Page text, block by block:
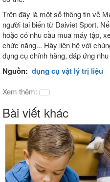
Trên đây là một số thông tin về
người tai biến từ Daiviet Sport.
hoặc có nhu cầu mua máy tập,
chức năng... Hãy liên hệ với
dụng cụ chính hãng, đáp ứng
Nguồn: dụng cụ vật lý trị liệu
Xem thêm:
Bài viết khác